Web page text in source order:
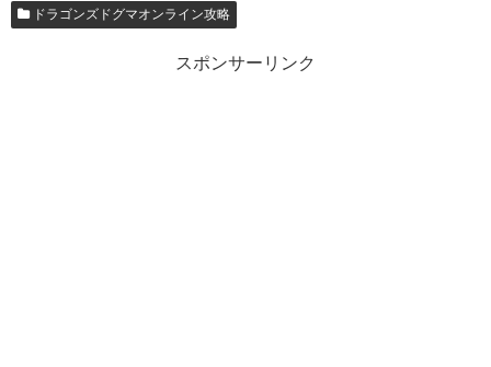
ドラゴンズドグマオンライン攻略
スポンサーリンク